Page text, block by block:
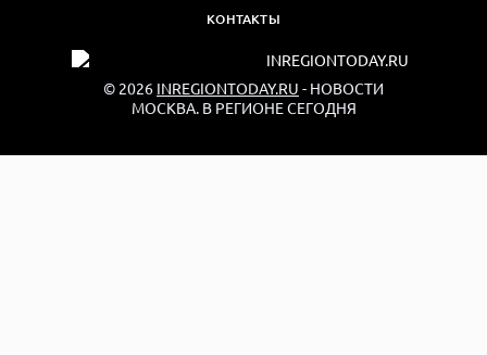
КОНТАКТЫ
© 2026 INREGIONTODAY.RU - НОВОСТИ
МОСКВА. В РЕГИОНЕ СЕГОДНЯ